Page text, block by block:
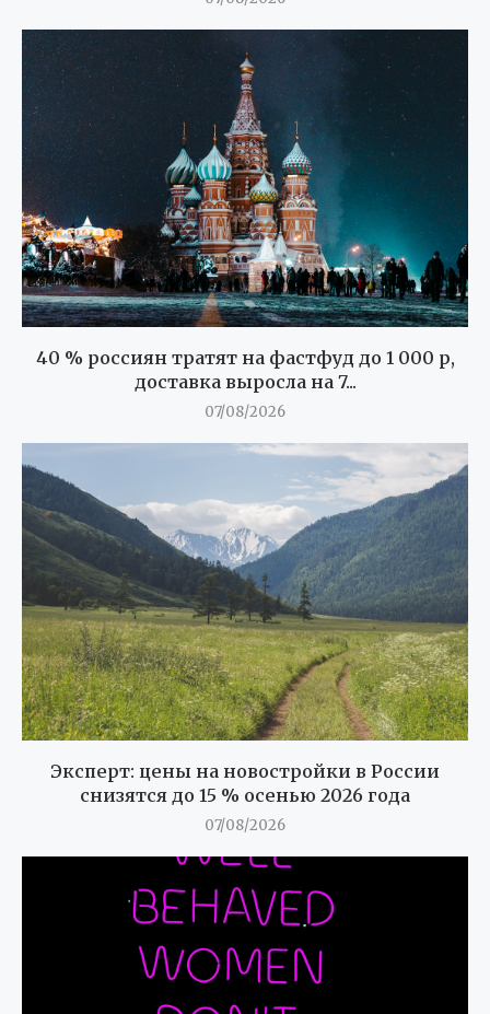
40 % россиян тратят на фастфуд до 1 000 р,
доставка выросла на 7...
07/08/2026
Эксперт: цены на новостройки в России
снизятся до 15 % осенью 2026 года
07/08/2026